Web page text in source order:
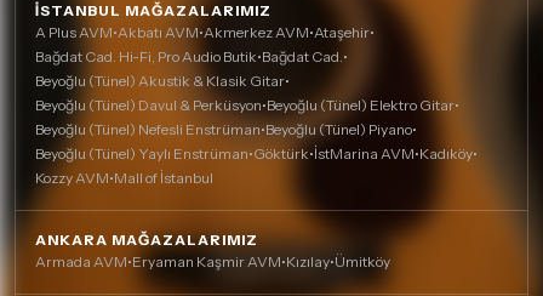
İSTANBUL MAĞAZALARIMIZ
A Plus AVM•Akbatı AVM•Akmerkez AVM•Ataşehir•
Bağdat Cad. Hi-Fi, Pro Audio Butik•Bağdat Cad.•
Beyoğlu (Tünel) Akustik & Klasik Gitar•
Beyoğlu (Tünel) Davul & Perküsyon•Beyoğlu (Tünel) Elektro Gitar•
Beyoğlu (Tünel) Nefesli Enstrüman•Beyoğlu (Tünel) Piyano•
Beyoğlu (Tünel) Yaylı Enstrüman•Göktürk•İstMarina AVM•Kadıköy•
Kozzy AVM•Mall of İstanbul
ANKARA MAĞAZALARIMIZ
Armada AVM•Eryaman Kaşmir AVM•Kızılay•Ümitköy